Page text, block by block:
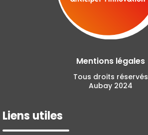
Mentions légales
Tous droits réservés
Aubay 2024
Liens utiles